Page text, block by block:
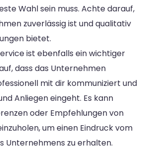
Wahl sein muss. Achte darauf,
zuverlässig ist und qualitativ
bietet.
ist ebenfalls ein wichtiger
dass das Unternehmen
mit dir kommuniziert und
Anliegen eingeht. Es kann
oder Empfehlungen von
um einen Eindruck vom
Unternehmens zu erhalten.